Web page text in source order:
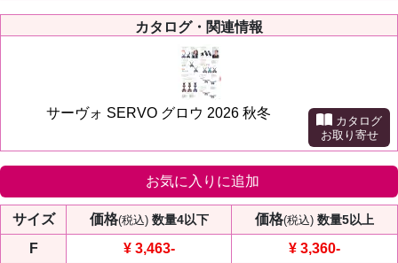
カタログ・関連情報
サーヴォ SERVO グロウ 2026 秋冬
カタログ
お取り寄せ
お気に入りに追加
サイズ 価格(税込) 数量4以下 価格(税込) 数量5以上
F ¥ 3,463- ¥ 3,360-